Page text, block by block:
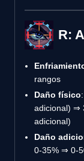
R:
rangos
Daño físico
adicional) ⇒
adicional)
Daño
0-35% ⇒ 0-